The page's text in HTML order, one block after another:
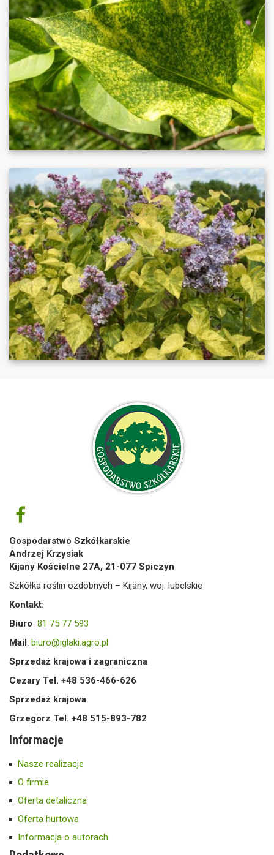
Gospodarstwo Szkółkarskie
Andrzej Krzysiak
Kijany Kościelne 27A, 21-077 Spiczyn
Szkółka roślin ozdobnych – Kijany, woj. lubelskie
Kontakt:
Biuro 81 75 77 593
Mail: biuro@iglaki.agro.pl
Sprzedaż krajowa i zagraniczna
Cezary Tel. +48 536-466-626
Sprzedaż krajowa
Grzegorz Tel. +48 515-893-782
Informacje
Nasze realizacje
O firmie
Oferta detaliczna
Oferta hurtowa
Informacja o autorach